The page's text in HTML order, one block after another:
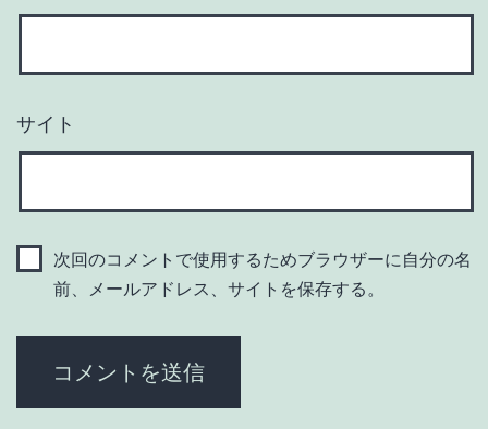
サイト
次回のコメントで使用するためブラウザーに自分の名
前、メールアドレス、サイトを保存する。